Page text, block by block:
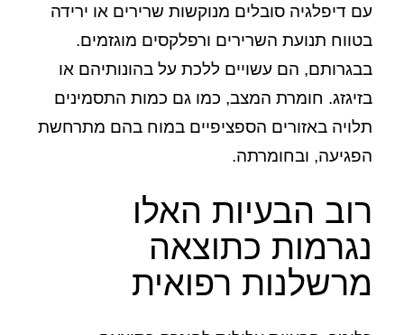
עם דיפלגיה סובלים מנוקשות שרירים או ירידה
בטווח תנועת השרירים ורפלקסים מוגזמים.
בבגרותם, הם עשויים ללכת על בהונותיהם או
בזיגזג. חומרת המצב, כמו גם כמות התסמינים
תלויה באזורים הספציפיים במוח בהם מתרחשת
הפגיעה, ובחומרתה.
רוב הבעיות האלו
נגרמות כתוצאה
מרשלנות רפואית